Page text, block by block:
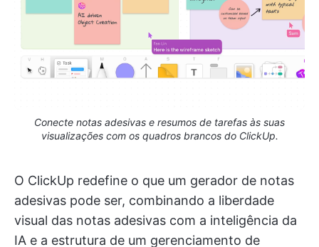
Conecte notas adesivas e resumos de tarefas às suas
visualizações com os quadros brancos do ClickUp.
O ClickUp redefine o que um gerador de notas
adesivas pode ser, combinando a liberdade
visual das notas adesivas com a inteligência da
IA e a estrutura de um gerenciamento de